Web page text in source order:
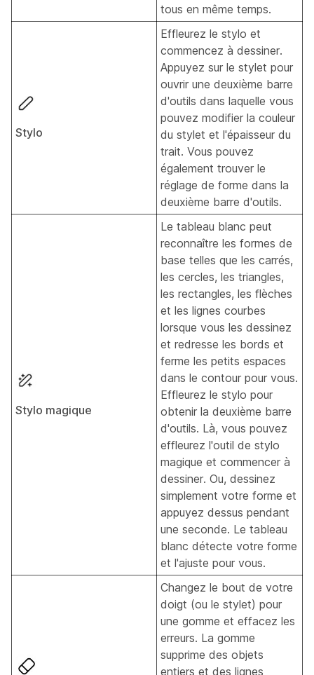
tous en même temps.
Stylo
Effleurez le stylo et
commencez à dessiner.
Appuyez sur le stylet pour
ouvrir une deuxième barre
d'outils dans laquelle vous
pouvez modifier la couleur
du stylet et l'épaisseur du
trait. Vous pouvez
également trouver le
réglage de forme dans la
deuxième barre d'outils.
Stylo magique
Le tableau blanc peut
reconnaître les formes de
base telles que les carrés,
les cercles, les triangles,
les rectangles, les flèches
et les lignes courbes
lorsque vous les dessinez
et redresse les bords et
ferme les petits espaces
dans le contour pour vous.
Effleurez le stylo pour
obtenir la deuxième barre
d'outils. Là, vous pouvez
effleurez l'outil de stylo
magique et commencer à
dessiner. Ou, dessinez
simplement votre forme et
appuyez dessus pendant
une seconde. Le tableau
blanc détecte votre forme
et l'ajuste pour vous.
Changez le bout de votre
doigt (ou le stylet) pour
une gomme et effacez les
erreurs. La gomme
supprime des objets
entiers et des lignes